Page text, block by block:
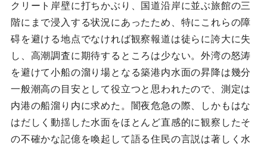
クリート岸壁に打ちかぶり、国道沿岸に並ぶ旅館の三
階にまで浸入する状況にあったため、特にこれらの障
碍を避ける地点でなければ観察報道は徒らに誇大に失
し、高潮調査に期待するところは少ない。外湾の怒涛
を避けて小船の溜り場となる築港内水面の昇降は幾分
一般潮高の目安として役立つと思われたので、測定は
内港の船溜り内に求めた。闇夜危急の際、しかもはな
はだしく動揺した水面をほとんど直感的に観察したそ
の不確かな記億を喚起して語る住民の言説は著しく水